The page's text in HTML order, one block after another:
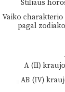
Stiliaus
Vaiko charakterio
pagal
A (II)
AB (IV)